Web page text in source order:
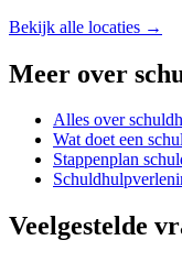
Bekijk alle locaties →
Meer over
Alles over
Wat doet een
Stappenplan
Veelgestelde